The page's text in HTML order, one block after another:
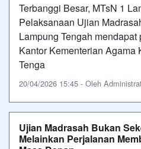
Terbanggi Besar, MTsN 1
Pelaksanaan Ujian
Lampung Tengah
Kantor Kementerian Agama
Tenga
20/04/2026 15:45 - Oleh
Ujian Madrasah Bukan
Melainkan Perjalanan